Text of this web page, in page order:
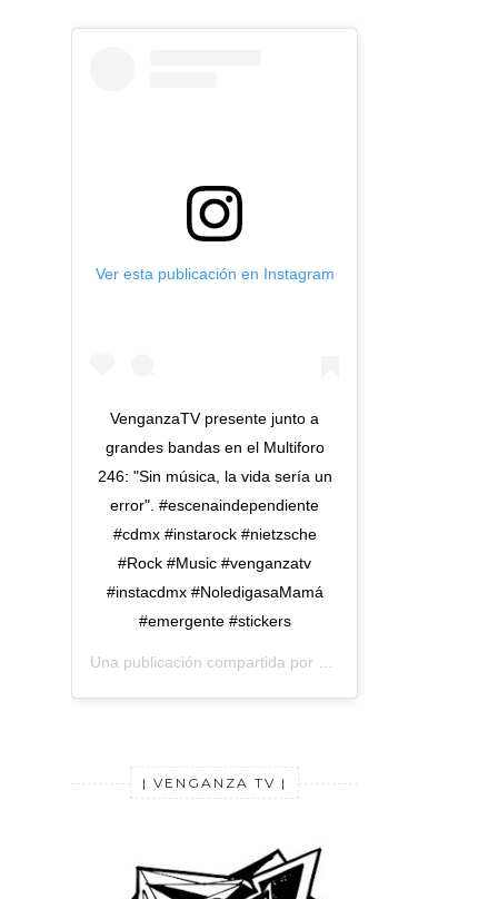
Ver esta publicación en Instagram
VenganzaTV presente junto a
grandes bandas en el Multiforo
246: "Sin música, la vida sería un
error". #escenaindependiente
#cdmx #instarock #nietzsche
#Rock #Music #venganzatv
#instacdmx #NoledigasaMamá
#emergente #stickers
| VENGANZA TV |